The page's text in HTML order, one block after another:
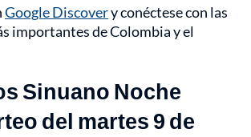
Google Discovery conéctese con las
importantes de Colombia y el
Sinuano Noche
del martes 9 de